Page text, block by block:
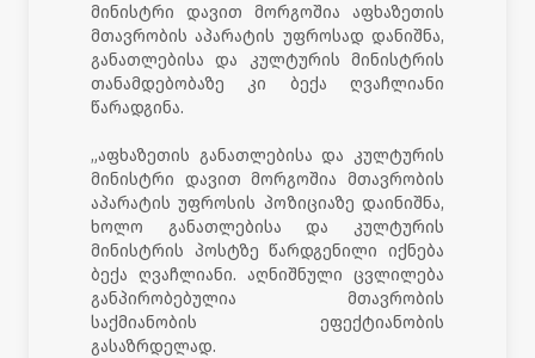
მინისტრი დავით მორგოშია აფხაზეთის
მთავრობის აპარატის უფროსად დანიშნა,
განათლებისა და კულტურის მინისტრის
თანამდებობაზე კი ბექა ღვაჩლიანი
წარადგინა.
„აფხაზეთის განათლებისა და კულტურის
მინისტრი დავით მორგოშია მთავრობის
აპარატის უფროსის პოზიციაზე დაინიშნა,
ხოლო განათლებისა და კულტურის
მინისტრის პოსტზე წარდგენილი იქნება
ბექა ღვაჩლიანი. აღნიშნული ცვლილება
განპირობებულია მთავრობის
საქმიანობის ეფექტიანობის
გასაზრდელად.